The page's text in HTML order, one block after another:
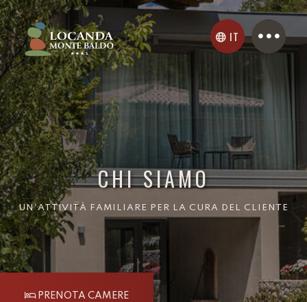
IT
CHI SIAMO
UN'ATTIVITÀ FAMILIARE PER LA CURA DEL CLIENTE
PRENOTA CAMERE